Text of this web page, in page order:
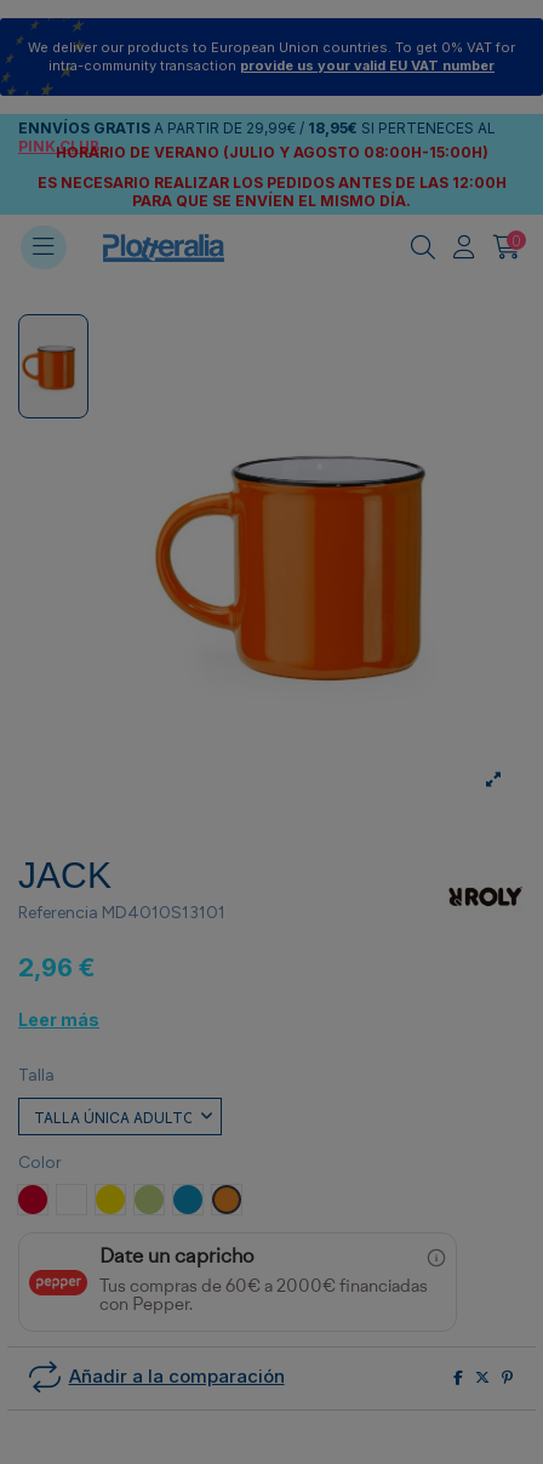
We deliver our products to European Union countries. To get 0% VAT for
intra-community transaction provide us your valid EU VAT number
ENNVÍOS GRATIS A PARTIR DE 29,99€ / 18,95€ SI PERTENECES AL
PINK CLUB
HORARIO DE VERANO (JULIO Y AGOSTO 08:00H-15:00H)
ES NECESARIO REALIZAR LOS PEDIDOS ANTES DE LAS 12:00H
PARA QUE SE ENVÍEN EL MISMO DÍA.
0
JACK
Referencia MD4010S13101
2,96 €
Leer más
Talla
Color
ROJO/BLANCO
BLANCO/BLANCO
AMARILLO/BLANCO
VERDE OASIS/BLANCO
ROYAL CLARO/BLANCO
NARANJA/BLANCO
Date un capricho
Tus compras de 60€ a 2000€ financiadas
con Pepper.
Añadir a la comparación